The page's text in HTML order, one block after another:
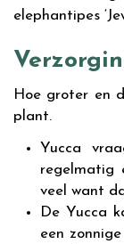
elephantipes ‘
Hoe groter en
plant.
Yucca
regelmatig
veel want
De Yucca
een